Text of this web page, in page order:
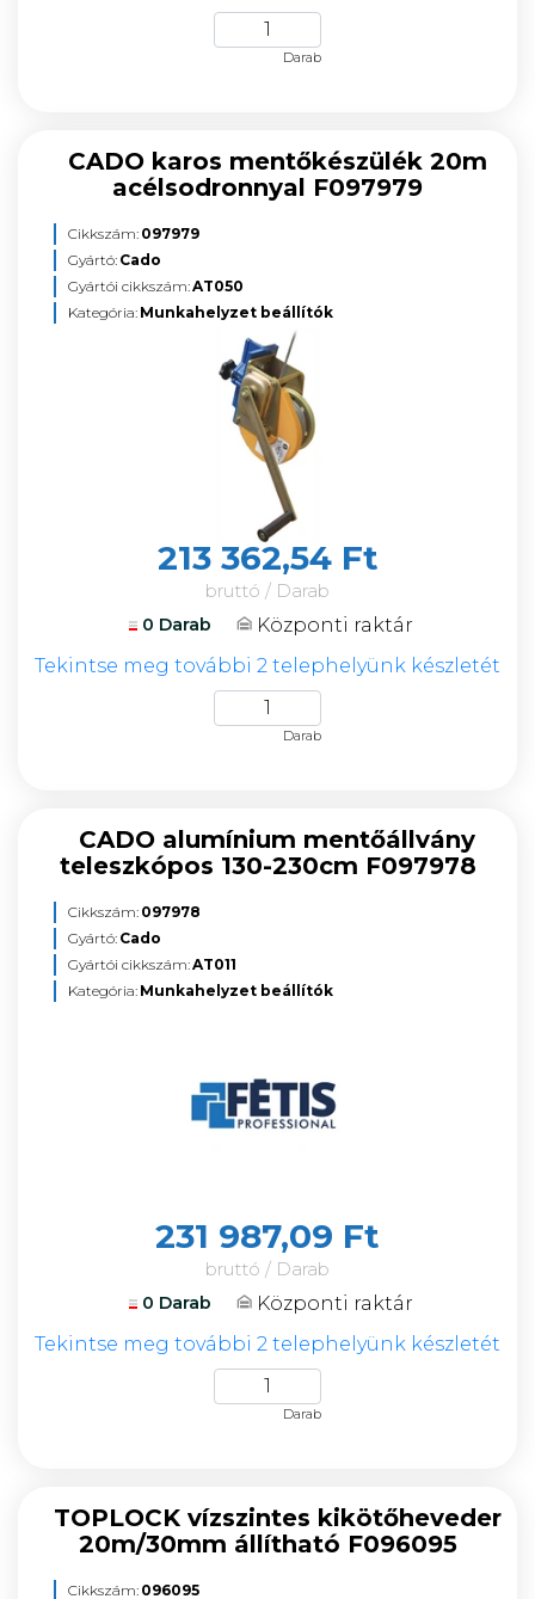
Darab
CADO karos mentőkészülék 20m
acélsodronnyal F097979
Cikkszám: 097979
Gyártó: Cado
Gyártói cikkszám:AT050
Kategória: Munkahelyzet beállítók
213 362,54 Ft
bruttó / Darab
0 Darab
Központi raktár
Tekintse meg további 2 telephelyünk készletét
Darab
CADO alumínium mentőállvány
teleszkópos 130-230cm F097978
Cikkszám: 097978
Gyártó: Cado
Gyártói cikkszám:AT011
Kategória: Munkahelyzet beállítók
231 987,09 Ft
bruttó / Darab
0 Darab
Központi raktár
Tekintse meg további 2 telephelyünk készletét
Darab
TOPLOCK vízszintes kikötőheveder
20m/30mm állítható F096095
Cikkszám: 096095